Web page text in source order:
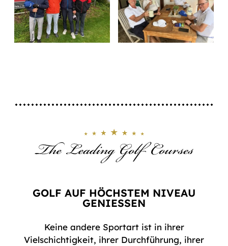
GOLF AUF HÖCHSTEM NIVEAU
GENIESSEN
Keine andere Sportart ist in ihrer
Vielschichtigkeit, ihrer Durchführung, ihrer